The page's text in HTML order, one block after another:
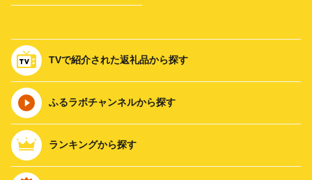
TVで紹介された返礼品から探す
ふるラボチャンネルから探す
ランキングから探す